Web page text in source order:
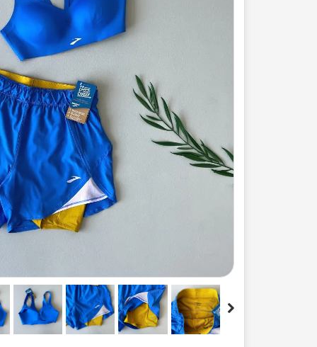
کاپشن_دستکش_کلاه
ست لباس مردانه
لباس زیر زنانه
ژاکت زنانه
مایو و گن
سرهم و
ست لباس
کیف و
کاپشن زنانه